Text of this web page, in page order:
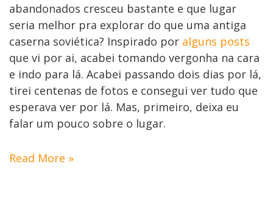
abandonados cresceu bastante e que lugar
seria melhor pra explorar do que uma antiga
caserna soviética? Inspirado por alguns posts
que vi por ai, acabei tomando vergonha na cara
e indo para lá. Acabei passando dois dias por lá,
tirei centenas de fotos e consegui ver tudo que
esperava ver por lá. Mas, primeiro, deixa eu
falar um pouco sobre o lugar.
Read More »